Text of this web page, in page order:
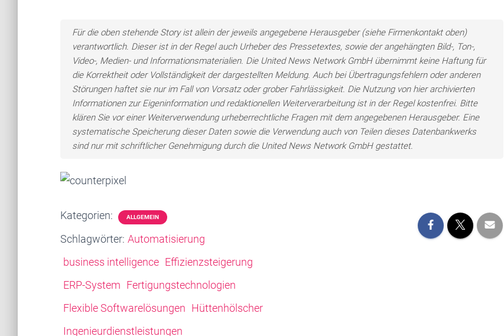
Für die oben stehende Story ist allein der jeweils angegebene Herausgeber (siehe Firmenkontakt oben)
verantwortlich. Dieser ist in der Regel auch Urheber des Pressetextes, sowie der angehängten Bild-, Ton-,
Video-, Medien- und Informationsmaterialien. Die United News Network GmbH übernimmt keine Haftung für
die Korrektheit oder Vollständigkeit der dargestellten Meldung. Auch bei Übertragungsfehlern oder anderen
Störungen haftet sie nur im Fall von Vorsatz oder grober Fahrlässigkeit. Die Nutzung von hier archivierten
Informationen zur Eigeninformation und redaktionellen Weiterverarbeitung ist in der Regel kostenfrei. Bitte
klären Sie vor einer Weiterverwendung urheberrechtliche Fragen mit dem angegebenen Herausgeber. Eine
systematische Speicherung dieser Daten sowie die Verwendung auch von Teilen dieses Datenbankwerks
sind nur mit schriftlicher Genehmigung durch die United News Network GmbH gestattet.
Kategorien: ALLGEMEIN
Schlagwörter: Automatisierung
business intelligence Effizienzsteigerung
ERP-System Fertigungstechnologien
Flexible Softwarelösungen Hüttenhölscher
Ingenieurdienstleistungen